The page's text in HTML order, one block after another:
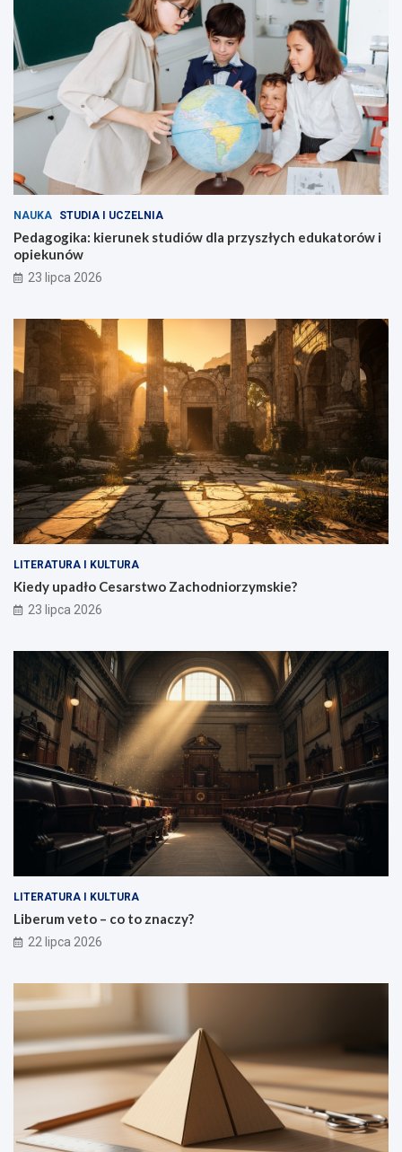
NAUKA STUDIA I UCZELNIA
Pedagogika: kierunek studiów dla przyszłych edukatorów i
opiekunów
23 lipca 2026
LITERATURA I KULTURA
Kiedy upadło Cesarstwo Zachodniorzymskie?
23 lipca 2026
LITERATURA I KULTURA
Liberum veto – co to znaczy?
22 lipca 2026